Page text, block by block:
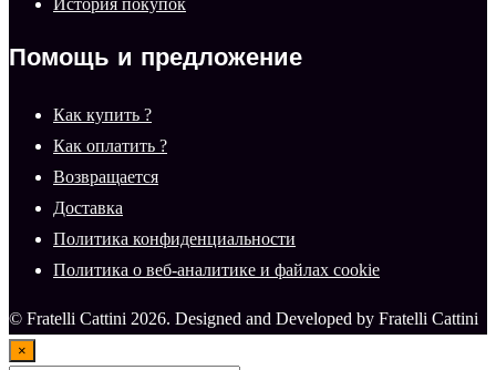
История покупок
Помощь и предложение
Как купить ?
Как оплатить ?
Возвращается
Доставка
Политика конфиденциальности
Политика о веб-аналитике и файлах cookie
© Fratelli Cattini 2026. Designed and Developed by Fratelli Cattini
×